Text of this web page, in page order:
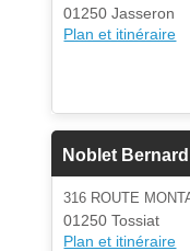
01250 Jasseron
Plan et itinéraire
Noblet Bernard
316 ROUTE
01250 Tossiat
Plan et itinéraire